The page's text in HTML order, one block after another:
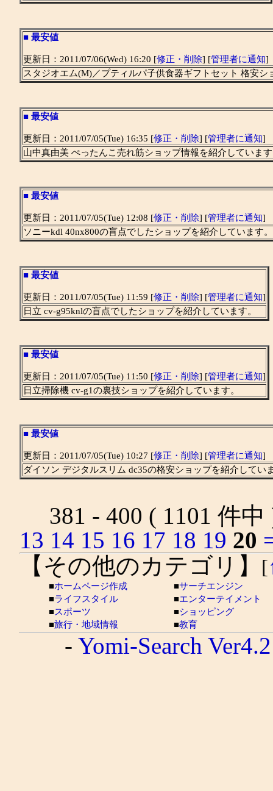
■ 最安値
更新日：2011/07/06(Wed) 16:20 [修正・削除] [管理者に通知]
スタジオエム(M)／プティルパ子供食器ギフトセット 格安
■ 最安値
更新日：2011/07/05(Tue) 16:35 [修正・削除] [管理者に通知]
山中真由美 ぺったんこ売れ筋ショップ情報を紹介していま
■ 最安値
更新日：2011/07/05(Tue) 12:08 [修正・削除] [管理者に通知]
ソニーkdl 40nx800の盲点でしたショップを紹介しています。
■ 最安値
更新日：2011/07/05(Tue) 11:59 [修正・削除] [管理者に通知]
日立 cv-g95knlの盲点でしたショップを紹介しています。
■ 最安値
更新日：2011/07/05(Tue) 11:50 [修正・削除] [管理者に通知]
日立掃除機 cv-g1の裏技ショップを紹介しています。
■ 最安値
更新日：2011/07/05(Tue) 10:27 [修正・削除] [管理者に通知]
ダイソン デジタルスリム dc35の格安ショップを紹介してい
381 - 400 ( 1101 件
13 14 15 16 17 18 19 20
【その他のカテゴリ】
[
■ホームページ作成 ■サーチエンジン
■ライフスタイル ■エンターテイメント
■スポーツ ■ショッピング
■旅行・地域情報 ■教育
- Yomi-Search